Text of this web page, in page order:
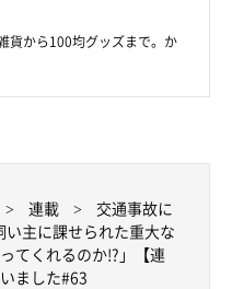
貨から100均グッズまで。か
連載
交通事故に
い主に課せられた重大な
てくれるのか!?」【連
ました#63